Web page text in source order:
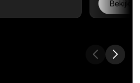
Bekijk